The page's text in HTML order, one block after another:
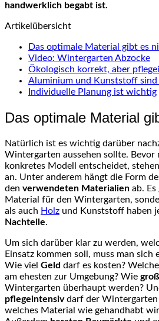
handwerklich begabt ist.
Artikelübersicht
Das optimale Material gibt es
Video: Wintergarten Abzocke
Ökologisch korrekt, aber
Aluminium und Kunststoff
Individuelle Planung ist wichtig
Das optimale Material
Natürlich ist es wichtig darüber
Wintergarten aussehen sollte. Bevor
konkretes Modell entscheidet,
an. Unter anderem hängt die Form
den verwendeten Materialien ab.
Material für den Wintergarten,
als auch Holz und Kunststoff haben
Nachteile.
Um sich darüber klar zu werden,
Einsatz kommen soll, muss man sich
Wie viel Geld darf es kosten?
am ehesten zur Umgebung? Wie groß
Wintergarten überhaupt werden?
pflegeintensivdarf der Wintergarten
welches Material wie gehandhabt